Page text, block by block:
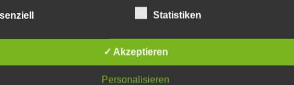
Statistiken
✓ Akzeptieren
Personalisieren